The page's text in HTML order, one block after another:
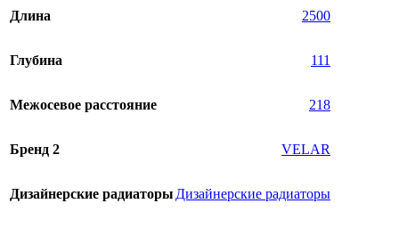
Длина 2500
Глубина 111
Межосевое расстояние 218
Бренд 2 VELAR
Дизайнерские радиаторы Дизайнерские радиаторы